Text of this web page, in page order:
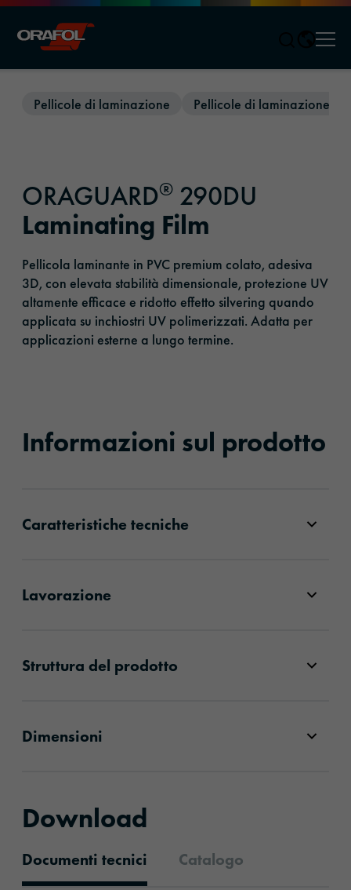
Pellicole di laminazione Pellicole di laminazione e
ORAGUARD® 290DU
Laminating Film
Pellicola laminante in PVC premium colato, adesiva
3D, con elevata stabilità dimensionale, protezione UV
altamente efficace e ridotto effetto silvering quando
applicata su inchiostri UV polimerizzati. Adatta per
applicazioni esterne a lungo termine.
Informazioni sul prodotto
Caratteristiche tecniche
Lavorazione
Struttura del prodotto
Dimensioni
Download
Documenti tecnici Catalogo